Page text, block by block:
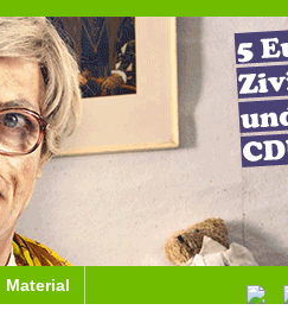
Material